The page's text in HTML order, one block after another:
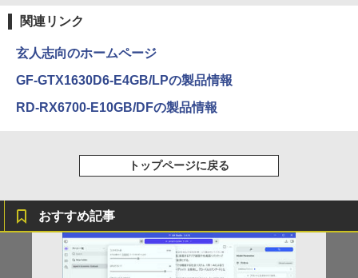
by Amazon 天然水ラベルレス 2L×9本
￥2,009
HUNTER×HUNTER モノクロ版 39 (ジャンプ
コミックスDIGITAL)
スーパーの裏でヤニ吸うふたり 9巻 (デジタル
￥810
関連リンク
玄人志向のホームページ
GF-GTX1630D6-E4GB/LPの製品情報
RD-RX6700-E10GB/DFの製品情報
トップページに戻る
おすすめ記事